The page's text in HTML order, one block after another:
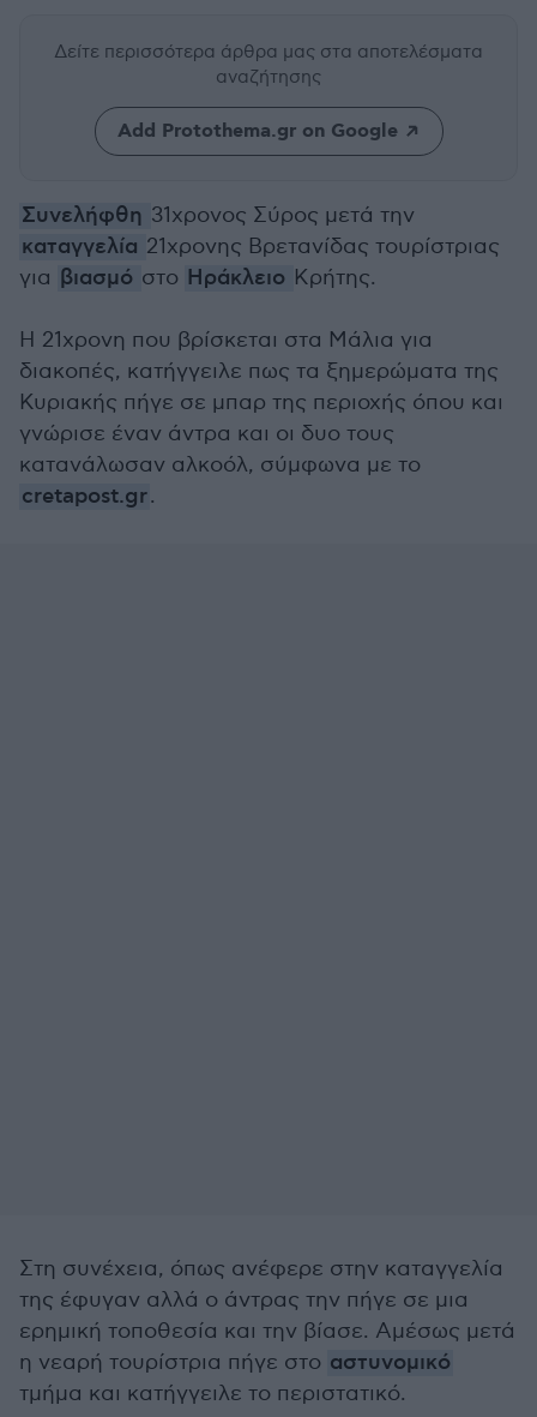
Δείτε περισσότερα άρθρα μας στα αποτελέσματα
αναζήτησης
Add Protothema.gr on Google
Συνελήφθη 31χρονος Σύρος μετά την
καταγγελία 21χρονης Βρετανίδας τουρίστριας
για βιασμό στο Ηράκλειο Κρήτης.
Η 21χρονη που βρίσκεται στα Μάλια για
διακοπές, κατήγγειλε πως τα ξημερώματα της
Κυριακής πήγε σε μπαρ της περιοχής όπου και
γνώρισε έναν άντρα και οι δυο τους
κατανάλωσαν αλκοόλ, σύμφωνα με το
cretapost.gr.
Στη συνέχεια, όπως ανέφερε στην καταγγελία
της έφυγαν αλλά ο άντρας την πήγε σε μια
ερημική τοποθεσία και την βίασε. Αμέσως μετά
η νεαρή τουρίστρια πήγε στο αστυνομικό
τμήμα και κατήγγειλε το περιστατικό.